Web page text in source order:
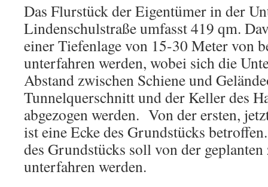
Das Flurstück der Eigentümer in der
Lindenschulstraße umfasst 419 qm.
einer Tiefenlage von 15-30 Meter von
unterfahren werden, wobei sich die
Abstand zwischen Schiene und
Tunnelquerschnitt und der Keller des
abgezogen werden. Von der ersten,
ist eine Ecke des Grundstücks
des Grundstücks soll von der
unterfahren werden.